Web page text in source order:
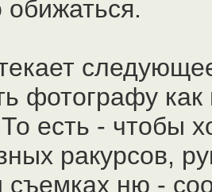
обижаться.
фотографу
есть - чтобы
ракурсов,
ню -